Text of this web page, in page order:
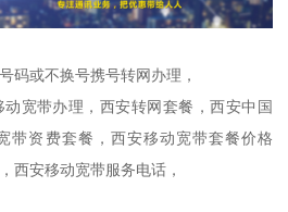
码或不换号携号转网办理，
宽带办理，西安转网套餐，西安中国
带资费套餐，西安移动宽带套餐价格
西安移动宽带服务电话，